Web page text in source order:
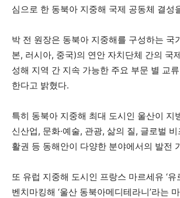
심으로 한 동북아 지중해 국제 공동체 결성
박 전 원장은 동북아 지중해를 구성하는 국
본, 러시아, 중국)의 연안 자치단체 간의 국
성해 지역 간 지속 가능한 주요 부문 별 교
한다고 밝혔다.
특히 동북아 지중해 최대 도시인 울산이 지
신산업, 문화·예술, 관광, 삶의 질, 글로벌
활권 등 동해안이 다양한 분야에서의 발전
또 유럽 지중해 도시인 프랑스 마르세유 ‘유
벤치마킹해 ‘울산 동북아메디테라니’라는